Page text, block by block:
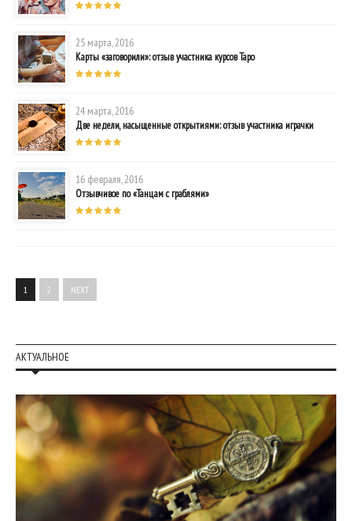
25 марта, 2016
Карты «заговорили»: отзыв участника курсов Таро
24 марта, 2016
Две недели, насыщенные открытиями: отзыв участника играчки
16 февраля, 2016
Отзывчивое по «Танцам с граблями»
1 2 NEXT
АКТУАЛЬНОЕ